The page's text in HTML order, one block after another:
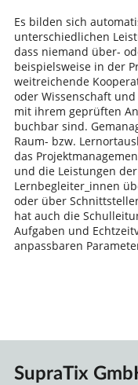
Es bilden sich
unterschiedlichen
dass niemand über-
beispielsweise in der
weitreichende
oder Wissenschaft
mit ihrem geprüften
buchbar sind.
Raum- bzw.
das
und die Leistungen
Lernbegleiter_innen
oder über
hat auch die
Aufgaben und
anpassbaren
SupraTix